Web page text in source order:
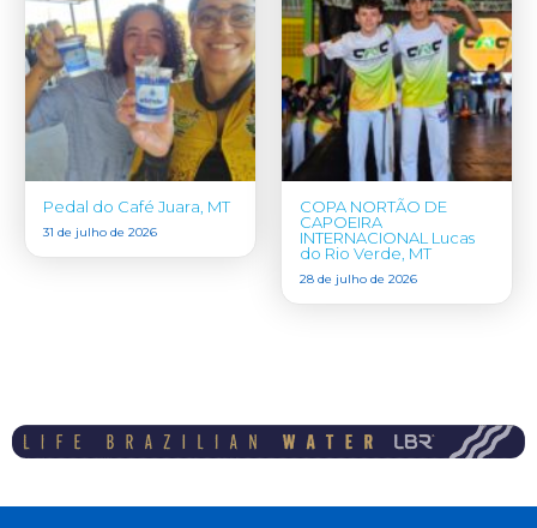
Pedal do Café Juara, MT
31 de julho de 2026
COPA NORTÃO DE
CAPOEIRA
INTERNACIONAL Lucas
do Rio Verde, MT
28 de julho de 2026